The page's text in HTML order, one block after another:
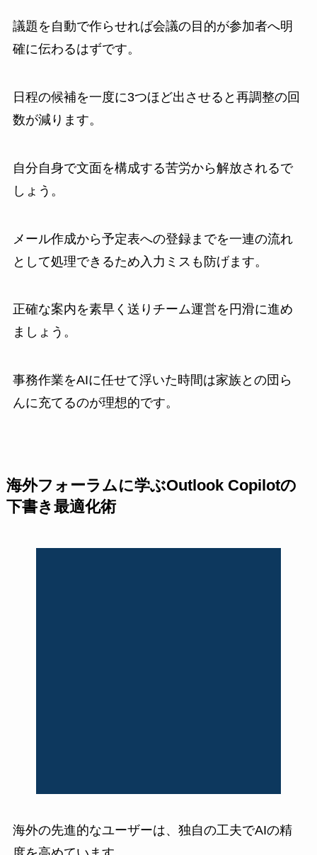
議題を自動で作らせれば会議の目的が参加者へ明
確に伝わるはずです。
日程の候補を一度に3つほど出させると再調整の回
数が減ります。
自分自身で文面を構成する苦労から解放されるで
しょう。
メール作成から予定表への登録までを一連の流れ
として処理できるため入力ミスも防げます。
正確な案内を素早く送りチーム運営を円滑に進め
ましょう。
事務作業をAIに任せて浮いた時間は家族との団ら
んに充てるのが理想的です。
海外フォーラムに学ぶOutlook Copilotの
下書き最適化術
海外の先進的なユーザーは、独自の工夫でAIの精